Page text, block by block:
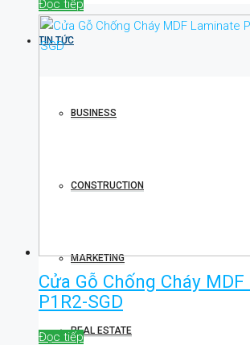
TIN TỨC
BUSINESS
CONSTRUCTION
MARKETING
REAL ESTATE
Đọc tiếp
Cửa Gỗ Chống Cháy
P1R2-SGD
Đọc tiếp